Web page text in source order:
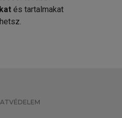
és tartalmakat